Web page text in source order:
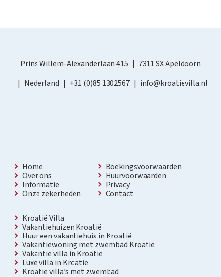
Prins Willem-Alexanderlaan 415
7311 SX Apeldoorn
Nederland
+31 (0)85 1302567 info@kroatievilla.nl
Home
Over ons
Informatie
Onze zekerheden
Boekingsvoorwaarden
Huurvoorwaarden
Privacy
Contact
Kroatië Villa
Vakantiehuizen Kroatië
Huur een vakantiehuis in Kroatië
Vakantiewoning met zwembad Kroatië
Vakantie villa in Kroatië
Luxe villa in Kroatië
Kroatië villa’s met zwembad